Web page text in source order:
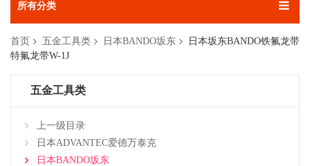
所有分类
首页 五金工具类 日本BANDO坂东
日本坂东BANDO铁氟龙带
特氟龙带W-1J
五金工具类
上一级目录
日本ADVANTEC爱德万泰克
日本BANDO坂东